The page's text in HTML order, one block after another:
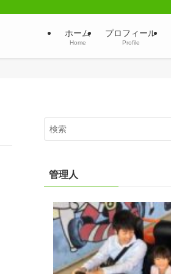
ホーム
Home
プロフィール
Profile
管理人